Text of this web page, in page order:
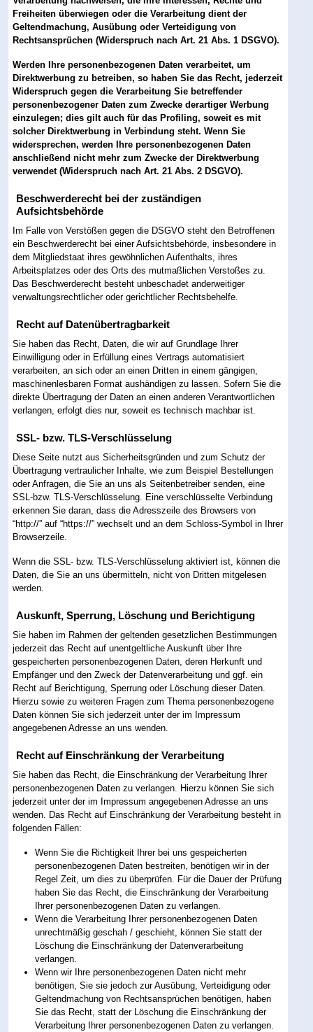
Freiheiten überwiegen oder die Verarbeitung dient der
Geltendmachung, Ausübung oder Verteidigung von
Rechtsansprüchen (Widerspruch nach Art. 21 Abs. 1 DSGVO).
Werden Ihre personenbezogenen Daten verarbeitet, um
Direktwerbung zu betreiben, so haben Sie das Recht, jederzeit
Widerspruch gegen die Verarbeitung Sie betreffender
personenbezogener Daten zum Zwecke derartiger Werbung
einzulegen; dies gilt auch für das Profiling, soweit es mit
solcher Direktwerbung in Verbindung steht. Wenn Sie
widersprechen, werden Ihre personenbezogenen Daten
anschließend nicht mehr zum Zwecke der Direktwerbung
verwendet (Widerspruch nach Art. 21 Abs. 2 DSGVO).
Beschwerderecht bei der zuständigen
Aufsichtsbehörde
Im Falle von Verstößen gegen die DSGVO steht den Betroffenen
ein Beschwerderecht bei einer Aufsichtsbehörde, insbesondere in
dem Mitgliedstaat ihres gewöhnlichen Aufenthalts, ihres
Arbeitsplatzes oder des Orts des mutmaßlichen Verstoßes zu.
Das Beschwerderecht besteht unbeschadet anderweitiger
verwaltungsrechtlicher oder gerichtlicher Rechtsbehelfe.
Recht auf Datenübertragbarkeit
Sie haben das Recht, Daten, die wir auf Grundlage Ihrer
Einwilligung oder in Erfüllung eines Vertrags automatisiert
verarbeiten, an sich oder an einen Dritten in einem gängigen,
maschinenlesbaren Format aushändigen zu lassen. Sofern Sie die
direkte Übertragung der Daten an einen anderen Verantwortlichen
verlangen, erfolgt dies nur, soweit es technisch machbar ist.
SSL- bzw. TLS-Verschlüsselung
Diese Seite nutzt aus Sicherheitsgründen und zum Schutz der
Übertragung vertraulicher Inhalte, wie zum Beispiel Bestellungen
oder Anfragen, die Sie an uns als Seitenbetreiber senden, eine
SSL-bzw. TLS-Verschlüsselung. Eine verschlüsselte Verbindung
erkennen Sie daran, dass die Adresszeile des Browsers von
“http://” auf “https://” wechselt und an dem Schloss-Symbol in Ihrer
Browserzeile.
Wenn die SSL- bzw. TLS-Verschlüsselung aktiviert ist, können die
Daten, die Sie an uns übermitteln, nicht von Dritten mitgelesen
werden.
Auskunft, Sperrung, Löschung und Berichtigung
Sie haben im Rahmen der geltenden gesetzlichen Bestimmungen
jederzeit das Recht auf unentgeltliche Auskunft über Ihre
gespeicherten personenbezogenen Daten, deren Herkunft und
Empfänger und den Zweck der Datenverarbeitung und ggf. ein
Recht auf Berichtigung, Sperrung oder Löschung dieser Daten.
Hierzu sowie zu weiteren Fragen zum Thema personenbezogene
Daten können Sie sich jederzeit unter der im Impressum
angegebenen Adresse an uns wenden.
Recht auf Einschränkung der Verarbeitung
Sie haben das Recht, die Einschränkung der Verarbeitung Ihrer
personenbezogenen Daten zu verlangen. Hierzu können Sie sich
jederzeit unter der im Impressum angegebenen Adresse an uns
wenden. Das Recht auf Einschränkung der Verarbeitung besteht in
folgenden Fällen:
Wenn Sie die Richtigkeit Ihrer bei uns gespeicherten
personenbezogenen Daten bestreiten, benötigen wir in der
Regel Zeit, um dies zu überprüfen. Für die Dauer der Prüfung
haben Sie das Recht, die Einschränkung der Verarbeitung
Ihrer personenbezogenen Daten zu verlangen.
Wenn die Verarbeitung Ihrer personenbezogenen Daten
unrechtmäßig geschah / geschieht, können Sie statt der
Löschung die Einschränkung der Datenverarbeitung
verlangen.
Wenn wir Ihre personenbezogenen Daten nicht mehr
benötigen, Sie sie jedoch zur Ausübung, Verteidigung oder
Geltendmachung von Rechtsansprüchen benötigen, haben
Sie das Recht, statt der Löschung die Einschränkung der
Verarbeitung Ihrer personenbezogenen Daten zu verlangen.